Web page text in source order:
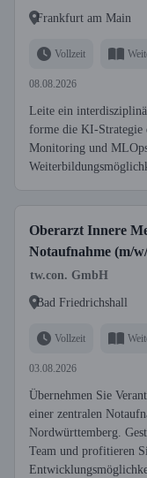
Frankfurt am Main
Vollzeit
08.08.2026
Leite ein
forme die KI-Strategie
Monitoring und
Oberarzt Innere
Notaufnahme (m/
tw.con. GmbH
Bad Friedrichshall
Vollzeit
03.08.2026
Übernehmen Sie
einer zentralen
Nordwürttemberg.
Team und profitieren